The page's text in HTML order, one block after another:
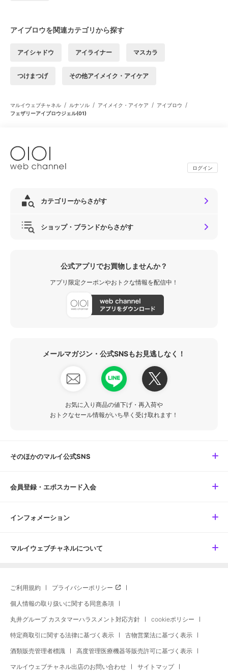
アイブロウを関連カテゴリから探す
アイシャドウ アイライナー マスカラ
つけまつげ その他アイメイク・アイケア
マルイウェブチャネル / ルナソル / アイメイク・アイケア / アイブロウ /
フェザリーアイブロウジェル(01)
ログイン
カテゴリーからさがす
ショップ・ブランドからさがす
公式アプリでお買物しませんか？
アプリ限定クーポンやおトクな情報を配信中！
メールマガジン・公式SNSもお見逃しなく！
お気に入り商品の値下げ・再入荷や
おトクなセール情報がいち早く受け取れます！
そのほかのマルイ公式SNS
会員登録・エポスカード入会
インフォメーション
マルイウェブチャネルについて
ご利用規約 プライバシーポリシー
個人情報の取り扱いに関する同意条項
丸井グループ カスタマーハラスメント対応方針 cookieポリシー
特定商取引に関する法律に基づく表示 古物営業法に基づく表示
酒類販売管理者標識 高度管理医療機器等販売許可に基づく表示
マルイウェブチャネル出店のお問い合わせ サイトマップ